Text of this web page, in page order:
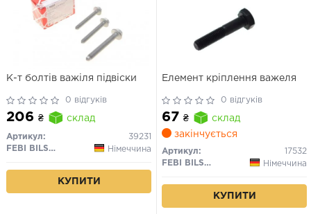
К-т болтів важіля підвіски
0 відгуків
206 ₴ склад
Артикул:
39231
FEBI BILSTEIN
Німеччина
КУПИТИ
Елемент кріплення важеля
0 відгуків
67 ₴
склад
закінчується
Артикул:
17532
FEBI BILSTEIN
Німеччина
КУПИТИ